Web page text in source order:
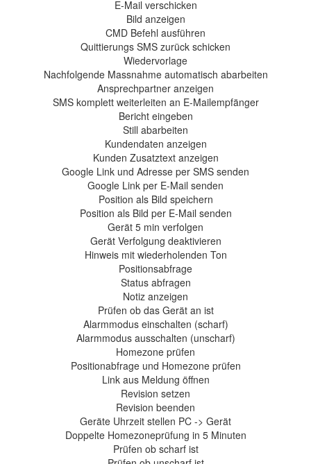
E-Mail verschicken
Bild anzeigen
CMD Befehl ausführen
Quittierungs SMS zurück schicken
Wiedervorlage
Nachfolgende Massnahme automatisch abarbeiten
Ansprechpartner anzeigen
SMS komplett weiterleiten an E-Mailempfänger
Bericht eingeben
Still abarbeiten
Kundendaten anzeigen
Kunden Zusatztext anzeigen
Google Link und Adresse per SMS senden
Google Link per E-Mail senden
Position als Bild speichern
Position als Bild per E-Mail senden
Gerät 5 min verfolgen
Gerät Verfolgung deaktivieren
Hinweis mit wiederholenden Ton
Positionsabfrage
Status abfragen
Notiz anzeigen
Prüfen ob das Gerät an ist
Alarmmodus einschalten (scharf)
Alarmmodus ausschalten (unscharf)
Homezone prüfen
Positionabfrage und Homezone prüfen
Link aus Meldung öffnen
Revision setzen
Revision beenden
Geräte Uhrzeit stellen PC -> Gerät
Doppelte Homezoneprüfung in 5 Minuten
Prüfen ob scharf ist